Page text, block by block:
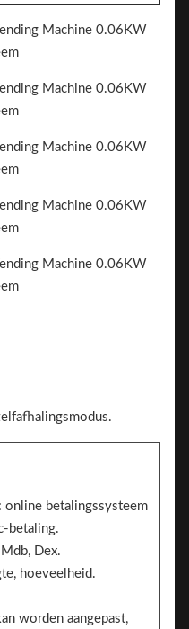
online betalingssysteem
betaling.
Dex.
hoeveelheid.
worden aangepast,